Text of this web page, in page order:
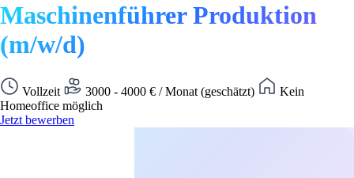
Maschinenführer Produktion
(m/w/d)
Vollzeit 3000 - 4000 € / Monat (geschätzt)
Kein
Homeoffice möglich
Jetzt bewerben